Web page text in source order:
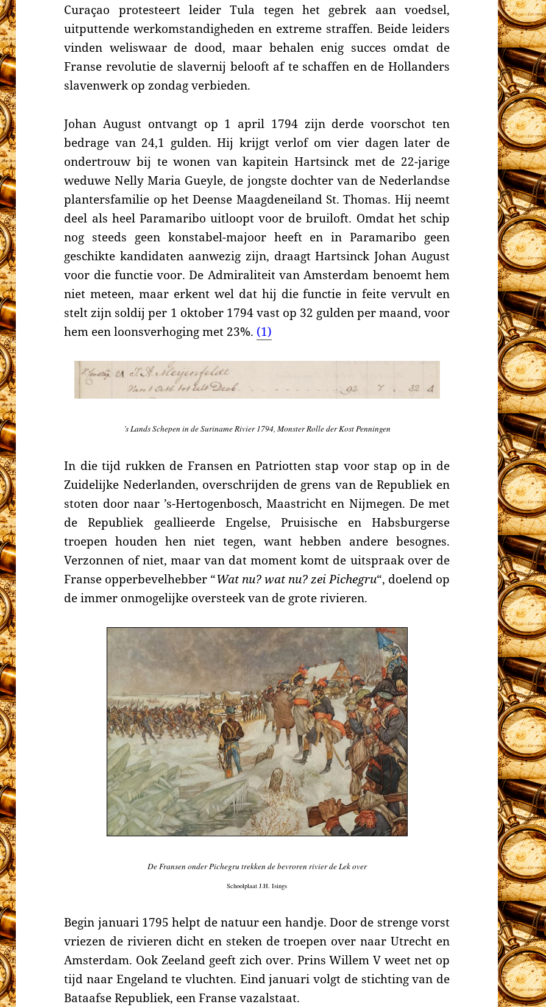
Curaçao protesteert leider Tula tegen het gebrek aan voedsel,
uitputtende werkomstandigheden en extreme straffen. Beide leiders
vinden weliswaar de dood, maar behalen enig succes omdat de
Franse revolutie de slavernij belooft af te schaffen en de Hollanders
slavenwerk op zondag verbieden.
Johan August ontvangt op 1 april 1794 zijn derde voorschot ten
bedrage van 24,1 gulden. Hij krijgt verlof om vier dagen later de
ondertrouw bij te wonen van kapitein Hartsinck met de 22-jarige
weduwe Nelly Maria Gueyle, de jongste dochter van de Nederlandse
plantersfamilie op het Deense Maagdeneiland St. Thomas. Hij neemt
deel als heel Paramaribo uitlooptvoor de bruiloft. Omdat het schip
nog steeds geen konstabel-majoor heeft en in Paramaribo geen
geschikte kandidaten aanwezig zijn, draagt Hartsinck Johan August
voor die functie voor. De Admiraliteit vanAmsterdam benoemt hem
niet meteen, maar erkent wel dat hij die functie in feite vervult en
stelt zijn soldij per 1 oktober 1794 vast op 32 gulden per maand, voor
hem een loonsverhoging met 23%. (1)
’s Lands Schepen in de Suriname Rivier 1794, Monster Rolle der Kost Penningen
In die tijd rukken de Fransen en Patriotten stap voor stap op in de
Zuidelijke Nederlanden, overschrijden de grens van de Republiek en
stoten door naar’s-Hertogenbosch, Maastricht en Nijmegen. De met
de Republiek geallieerde Engelse, Pruisische
en Habsburgerse
troepen houden hen niet tegen, want hebben andere besognes.
Verzonnen of niet, maar van dat moment komt de uitspraak over de
Franse opperbevelhebber “Wat nu? wat nu? zei Pichegru“, doelend op
de immer onmogelijke oversteek van de grote rivieren.
De Fransen onder Pichegru trekken de bevroren rivier de Lek over
Schoolplaat J.H. Isings
Begin januari 1795 helpt de natuur een handje. Door de strenge vorst
vriezen de rivieren dicht en steken de troepen over naar Utrecht en
Amsterdam. Ook Zeeland geeft zich over. Prins Willem V weet net op
tijd naar Engeland te vluchten. Eind januari volgt de stichting van de
Bataafse Republiek, een Franse vazalstaat.